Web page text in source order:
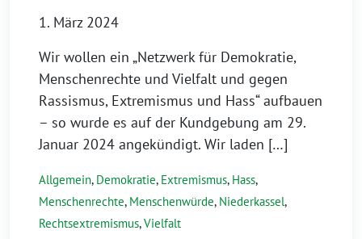
1. März 2024
Wir wollen ein „Netzwerk für Demokratie,
Menschenrechte und Vielfalt und gegen
Rassismus, Extremismus und Hass“ aufbauen
– so wurde es auf der Kundgebung am 29.
Januar 2024 angekündigt. Wir laden […]
Allgemein, Demokratie, Extremismus, Hass,
Menschenrechte, Menschenwürde, Niederkassel,
Rechtsextremismus,Vielfalt